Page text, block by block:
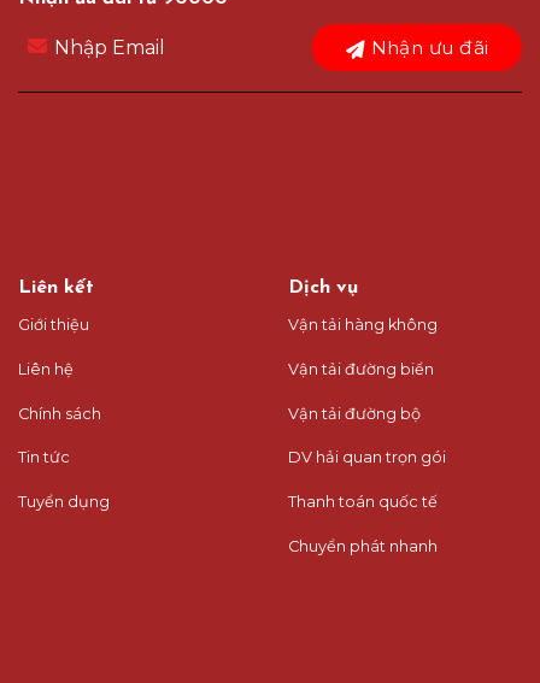
Nhận ưu đãi
Liên kết
Giới thiệu
Liên hệ
Chính sách
Tin tức
Tuyển dụng
Dịch vụ
Vận tải hàng không
Vận tải đường biển
Vận tải đường bộ
DV hải quan trọn gói
Thanh toán quốc tế
Chuyển phát nhanh